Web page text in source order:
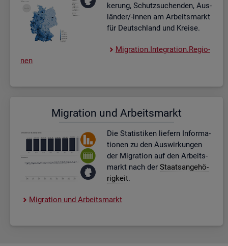
ke­rung, Schutz­su­chen­den, Aus­
län­der/-innen am Ar­beits­markt
für Deutsch­land und Krei­se.
Mi­gra­ti­on.In­te­gra­ti­on.Re­gio­
nen
Mi­gra­ti­on und Ar­beits­markt
Die Sta­tis­ti­ken lie­fern In­for­ma­
tio­nen zu den Aus­wir­kun­gen
der Mi­gra­ti­on auf den Ar­beits­
markt nach der Staats­an­ge­hö­
rig­keit.
Mi­gra­ti­on und Ar­beits­markt